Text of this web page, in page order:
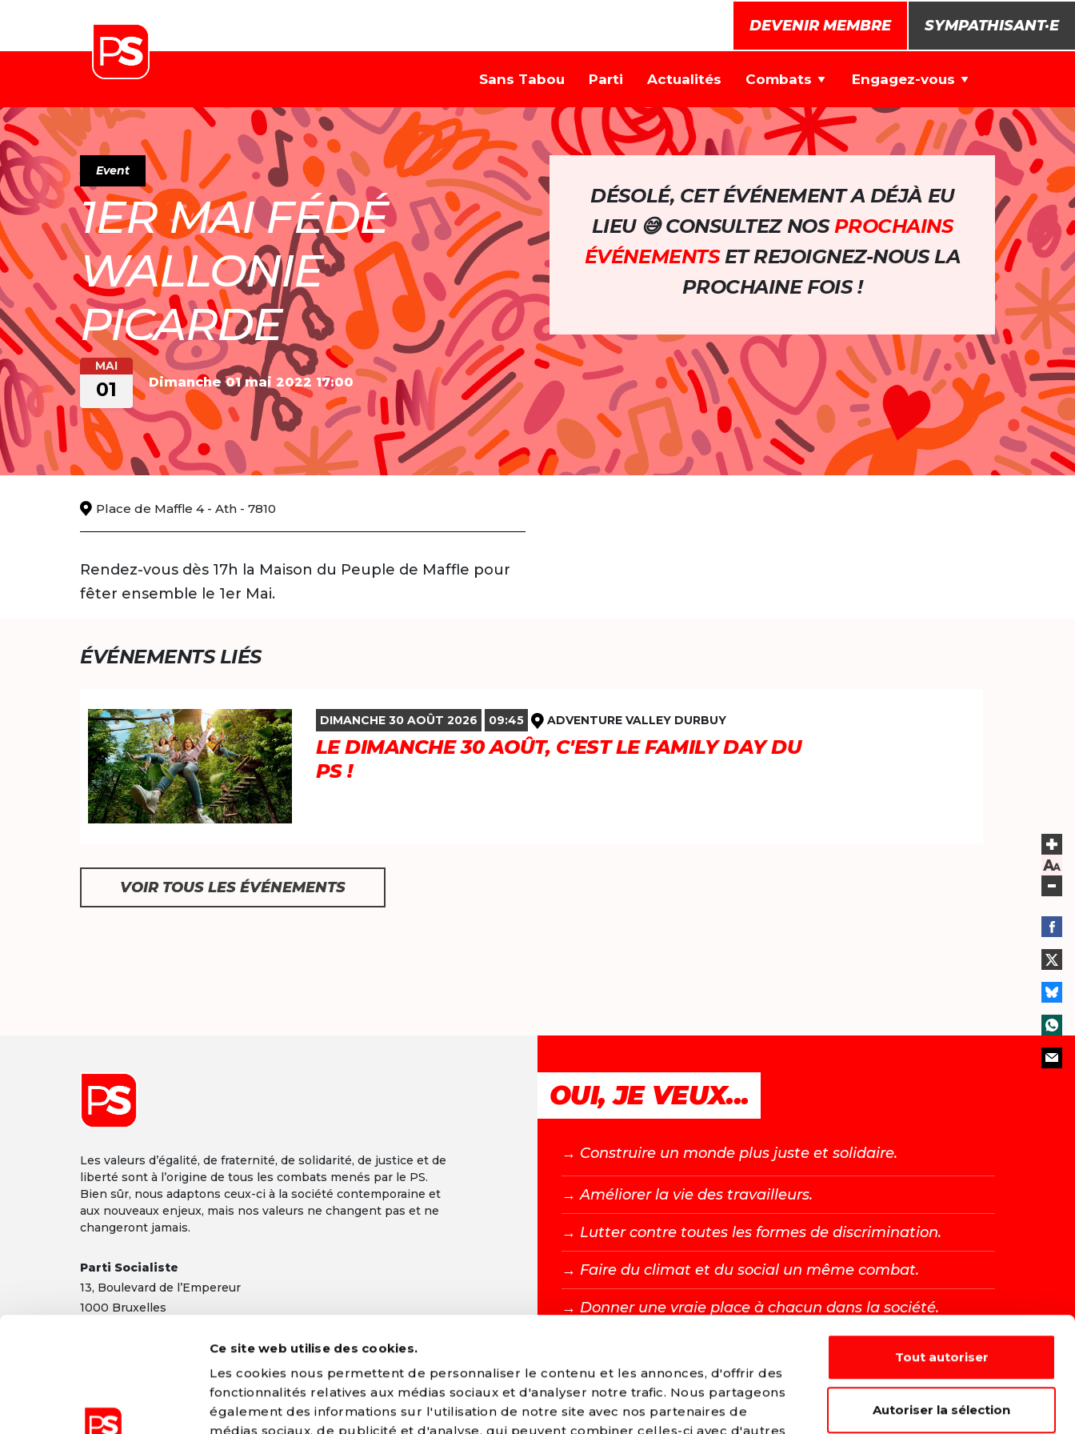
Ce site web utilise des cookies.
Les cookies nous permettent de personnaliser le contenu et les annonces, d'offrir des
fonctionnalités relatives aux médias sociaux et d'analyser notre trafic. Nous partageons
également des informations sur l'utilisation de notre site avec nos partenaires de
médias sociaux, de publicité et d'analyse, qui peuvent combiner celles-ci avec d'autres
Tout autoriser
Autoriser la sélection
DEVENIR MEMBRE SYMPATHISANT·E
Sans Tabou Parti Actualités Combats Engagez-vous
Event
1ER MAI FÉDÉ
WALLONIE
PICARDE
MAI
01 Dimanche 01 mai 2022 17:00
Font size
Place de Maffle 4 - Ath - 7810
Rendez-vous dès 17h la Maison du Peuple de Maffle pour
fêter ensemble le 1er Mai.
DÉSOLÉ, CET ÉVÉNEMENT A DÉJÀ EU
LIEU 😅 CONSULTEZ NOSPROCHAINS
ÉVÉNEMENTSET REJOIGNEZ-NOUS LA
PROCHAINE FOIS !
ÉVÉNEMENTS LIÉS
DIMANCHE 30 AOÛT 2026 09:45 ADVENTURE VALLEY DURBUY
LE DIMANCHE 30 AOÛT, C'EST LE FAMILY DAY DU
PS !
VOIR TOUS LES ÉVÉNEMENTS
Les valeurs d’égalité, de fraternité, de solidarité, de justice et de
liberté sont à l’origine de tous les combats menés par le PS.
Bien sûr, nous adaptons ceux-ci à la société contemporaine et
aux nouveaux enjeux, mais nos valeurs ne changent pas et ne
changeront jamais.
Parti Socialiste
13, Boulevard de l’Empereur
1000 Bruxelles
Mentions légales |Confidentialité
OUI, JE VEUX...
→ Construire un monde plus juste et solidaire.
→ Améliorer la vie des travailleurs.
→ Lutter contre toutes les formes de discrimination.
→ Faire du climat et du social un même combat.
→ Donner une vraie place à chacun dans la société.
DEVENIR MEMBRE →